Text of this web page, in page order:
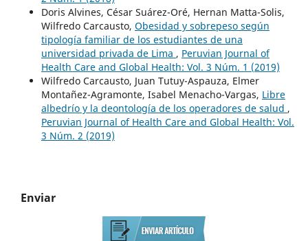
Doris Alvines, César Suárez-Oré, Hernan Matta-Solis,
Wilfredo Carcausto, Obesidad y sobrepeso según
tipología familiar de los estudiantes de una
universidad privada de Lima , Peruvian Journal of
Health Care and Global Health: Vol. 3 Núm. 1 (2019)
Wilfredo Carcausto, Juan Tutuy-Aspauza, Elmer
Montañez-Agramonte, Isabel Menacho-Vargas, Libre
albedrío y la deontología de los operadores de salud ,
Peruvian Journal of Health Care and Global Health: Vol.
3 Núm. 2 (2019)
Enviar